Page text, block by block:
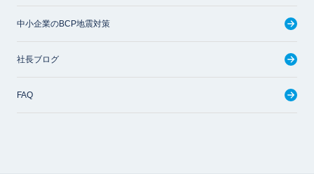
中小企業のBCP地震対策
社長ブログ
FAQ